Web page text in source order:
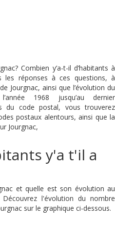
Combien y’a-t-il d’habitants à
les réponses à ces questions, à
Jourgnac, ainsi que l’évolution du
1968 jusqu’au dernier
du code postal, vous trouverez
postaux alentours, ainsi que la
Jourgnac,
y'a t'il a
et quelle est son évolution au
l'évolution du nombre
sur le graphique ci-dessous.